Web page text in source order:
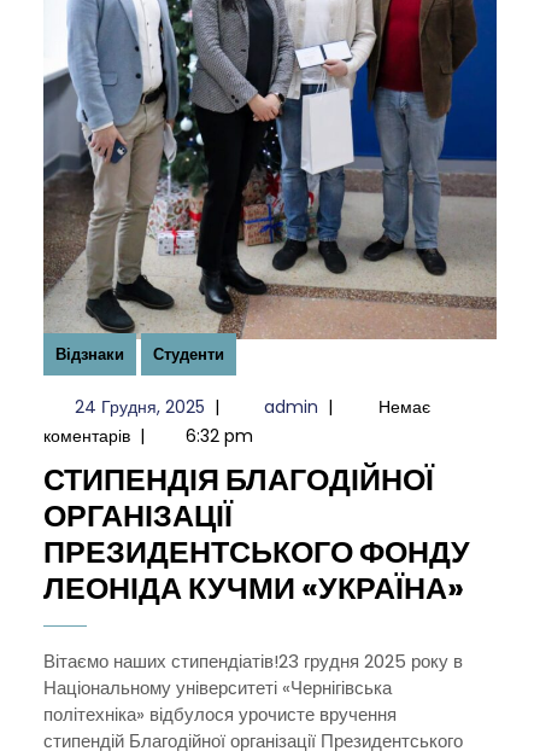
Відзнаки Студенти
24 Грудня, 202524
Грудня,
2025
| admin admin
|
Немає
коментарів | 6:32 pm
СТИПЕНДІЯ БЛАГОДІЙНОЇ
ОРГАНІЗАЦІЇ
ПРЕЗИДЕНТСЬКОГО ФОНДУ
ЛЕОНІДА КУЧМИ «УКРАЇНА»
Вітаємо наших стипендіатів!23 грудня 2025 року в
Національному університеті «Чернігівська
політехніка» відбулося урочисте вручення
стипендій Благодійної організації Президентського